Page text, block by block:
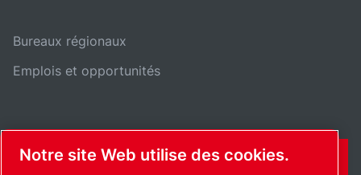
Bureaux régionaux
Emplois et opportunités
CONTACT
Notre site Web utilise des cookies.